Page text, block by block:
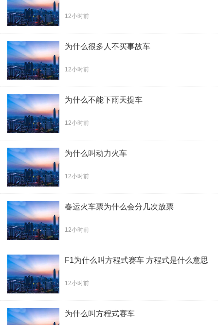
12小时前
为什么很多人不买事故车
12小时前
为什么不能下雨天提车
12小时前
为什么叫动力火车
12小时前
春运火车票为什么会分几次放票
12小时前
F1为什么叫方程式赛车 方程式是什么意思
12小时前
为什么叫方程式赛车